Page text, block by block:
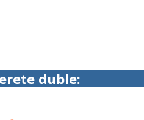
duble: